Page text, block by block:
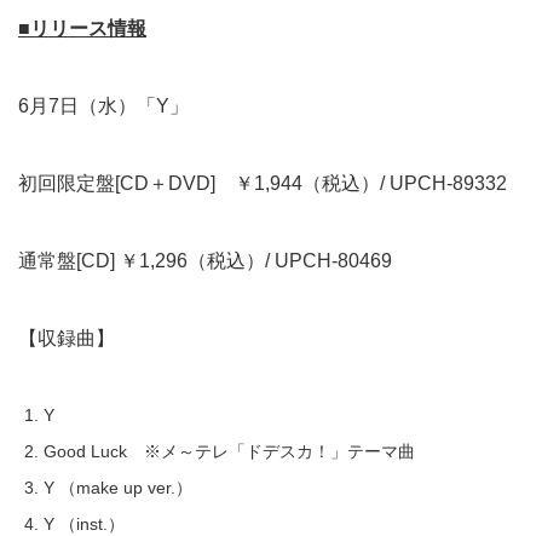
■リリース情報
6月7日（水）「Y」
初回限定盤[CD＋DVD] ￥1,944（税込）/ UPCH-89332
通常盤[CD] ￥1,296（税込）/ UPCH-80469
【収録曲】
Y
Good Luck ※メ～テレ「ドデスカ！」テーマ曲
Y （make up ver.）
Y （inst.）